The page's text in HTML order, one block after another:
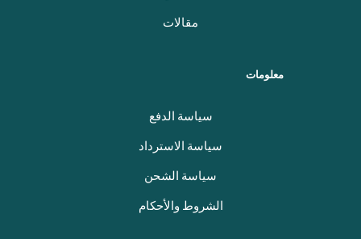
مقالات
معلومات
سياسة الدفع
سياسة الاسترداد
سياسة الشحن
الشروط والأحكام